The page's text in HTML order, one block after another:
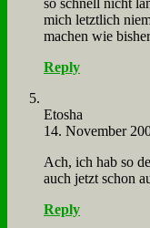
so schnell nicht
mich letzt­lich
ma­chen wie
Reply
Eto­sha
14. November
Ach, ich hab so
auch jetzt schon
Reply